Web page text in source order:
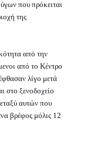
που πρόκειται
της
από την
από το Κέντρο
λίγο μετά
στο ξενοδοχείο
αυτών που
βρέφος μόλις 12